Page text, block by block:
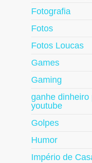
Fotografia
Fotos
Fotos Loucas
Games
Gaming
ganhe
youtube
Golpes
Humor
Império de